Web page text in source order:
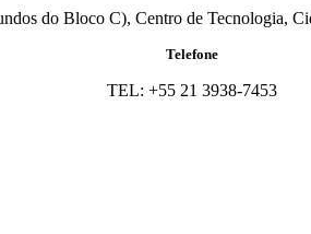
do Bloco C), Centro de Tecnologia,
Telefone
TEL: +55 21 3938-7453